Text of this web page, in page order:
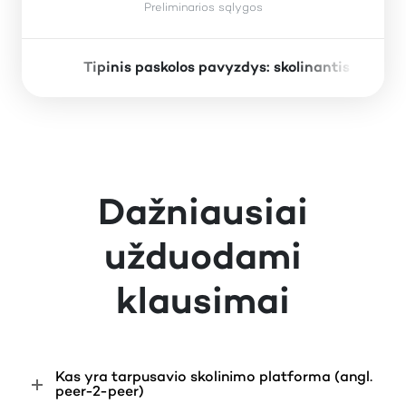
Fiksuotoji metinė palūkanų norma:
Vienkartinis sutarties sudarymo
Mėnesinis administravimo mokestis:
Jums pervedama paskolos suma:
Preliminarios sąlygos
Tipinis paskolos pavyzdys: skolinantis 1000
Dažniausiai
užduodami
klausimai
Kas yra tarpusavio skolinimo platforma (angl.
peer-2-peer)